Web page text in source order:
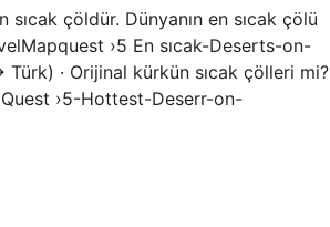
sıcak çöldür. Dünyanın en sıcak çölü
›5 En sıcak-Deserts-on-
· Orijinal kürkün sıcak çölleri mi?
›5-Hottest-Deserr-on-